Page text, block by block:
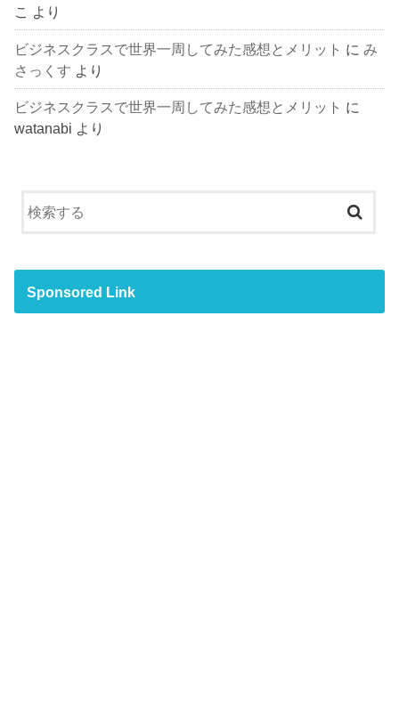
こ より
ビジネスクラスで世界一周してみた感想とメリット に み
さっくす より
ビジネスクラスで世界一周してみた感想とメリット に
watanabi より
Sponsored Link